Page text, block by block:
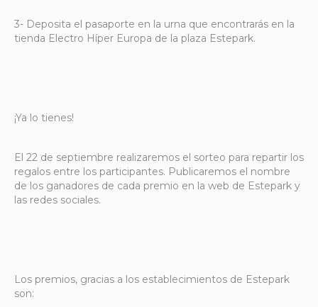
3- Deposita el pasaporte en la urna que encontrarás en la
tienda Electro Híper Europa de la plaza Estepark.
¡Ya lo tienes!
El 22 de septiembre realizaremos el sorteo para repartir los
regalos entre los participantes. Publicaremos el nombre
de los ganadores de cada premio en la web de Estepark y
las redes sociales.
Los premios, gracias a los establecimientos de Estepark
son: